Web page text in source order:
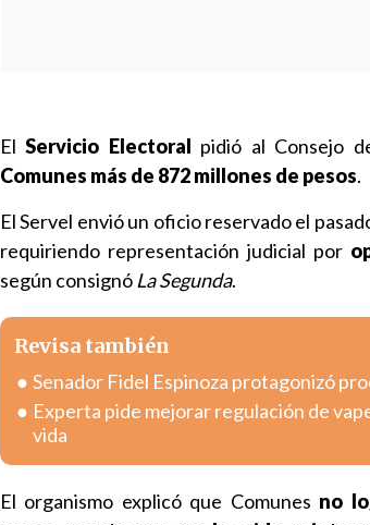
ElServicio Electoral pidió al Consejo
Comunes más de 872 millones de pesos.
El Servel envió un oficio reservado el
requiriendo representación judicial por
según consignó La Segunda.
Revisa también
Senador Fidel Espinoza protagonizó
Experta pide mejorar regulación de
vida
El organismo explicó que Comunes no